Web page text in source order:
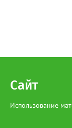
также туризм,
68,4 тыс. рублей),
Отдельный тренд
175 тыс. рублей
Сайт
Использование